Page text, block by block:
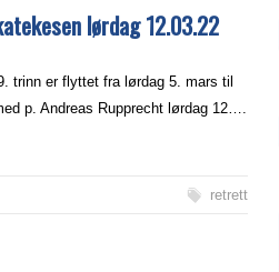
lørdag 12.03.22
trinn er flyttet fra lørdag 5. mars til
p. Andreas Rupprecht lørdag 12….
retrett